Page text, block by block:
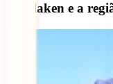
Interlaken e a